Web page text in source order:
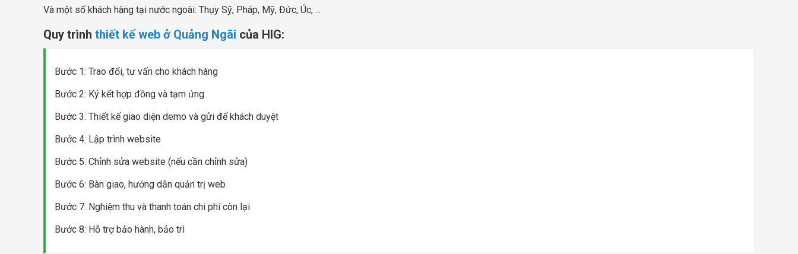
Và một số khách hàng tại nước ngoài: Thụy Sỹ, Pháp, Mỹ, Đức, Úc, ...
Quy trình thiết kế web ở Quảng Ngãi của HIG:
Bước 1: Trao đổi, tư vấn cho khách hàng
Bước 2: Ký kết hợp đồng và tạm ứng
Bước 3: Thiết kế giao diện demo và gửi để khách duyệt
Bước 4: Lập trình website
Bước 5: Chỉnh sửa website (nếu cần chỉnh sửa)
Bước 6: Bàn giao, hướng dẫn quản trị web
Bước 7: Nghiệm thu và thanh toán chi phí còn lại
Bước 8: Hỗ trợ bảo hành, bảo trì